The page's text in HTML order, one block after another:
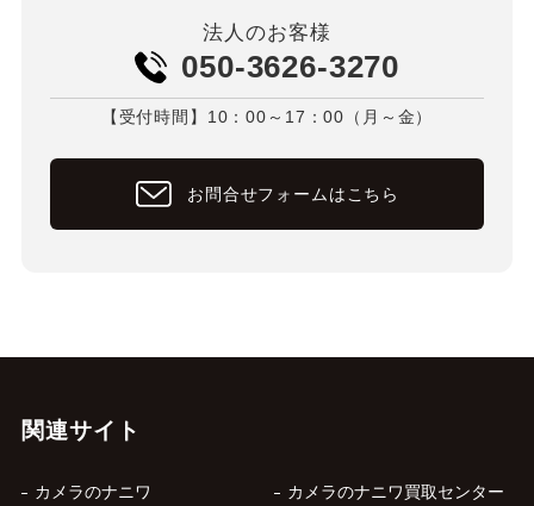
法人のお客様
050-3626-3270
【受付時間】10：00～17：00（月～金）
お問合せフォームはこちら
関連サイト
カメラのナニワ カメラのナニワ買取センター